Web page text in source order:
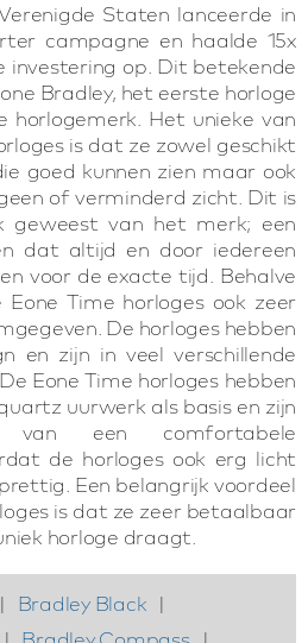
Staten lanceerde in
campagne en haalde 15x
investering op. Dit betekende
Bradley, het eerste horloge
horlogemerk. Het unieke van
is dat ze zowel geschikt
goed kunnen zien maar ook
of verminderd zicht. Dit is
geweest van het merk; een
dat altijd en door iedereen
voor de exacte tijd. Behalve
Time horloges ook zeer
De horloges hebben
en zijn in veel verschillende
Eone Time horloges hebben
uurwerk als basis en zijn
van een comfortabele
de horloges ook erg licht
Een belangrijk voordeel
is dat ze zeer betaalbaar
horloge draagt.
| Bradley Black |